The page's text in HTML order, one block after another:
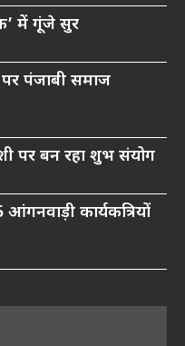
में गूंजे सुर
पर पंजाबी समाज
पर बन रहा शुभ संयोग
कार्यकत्रियों